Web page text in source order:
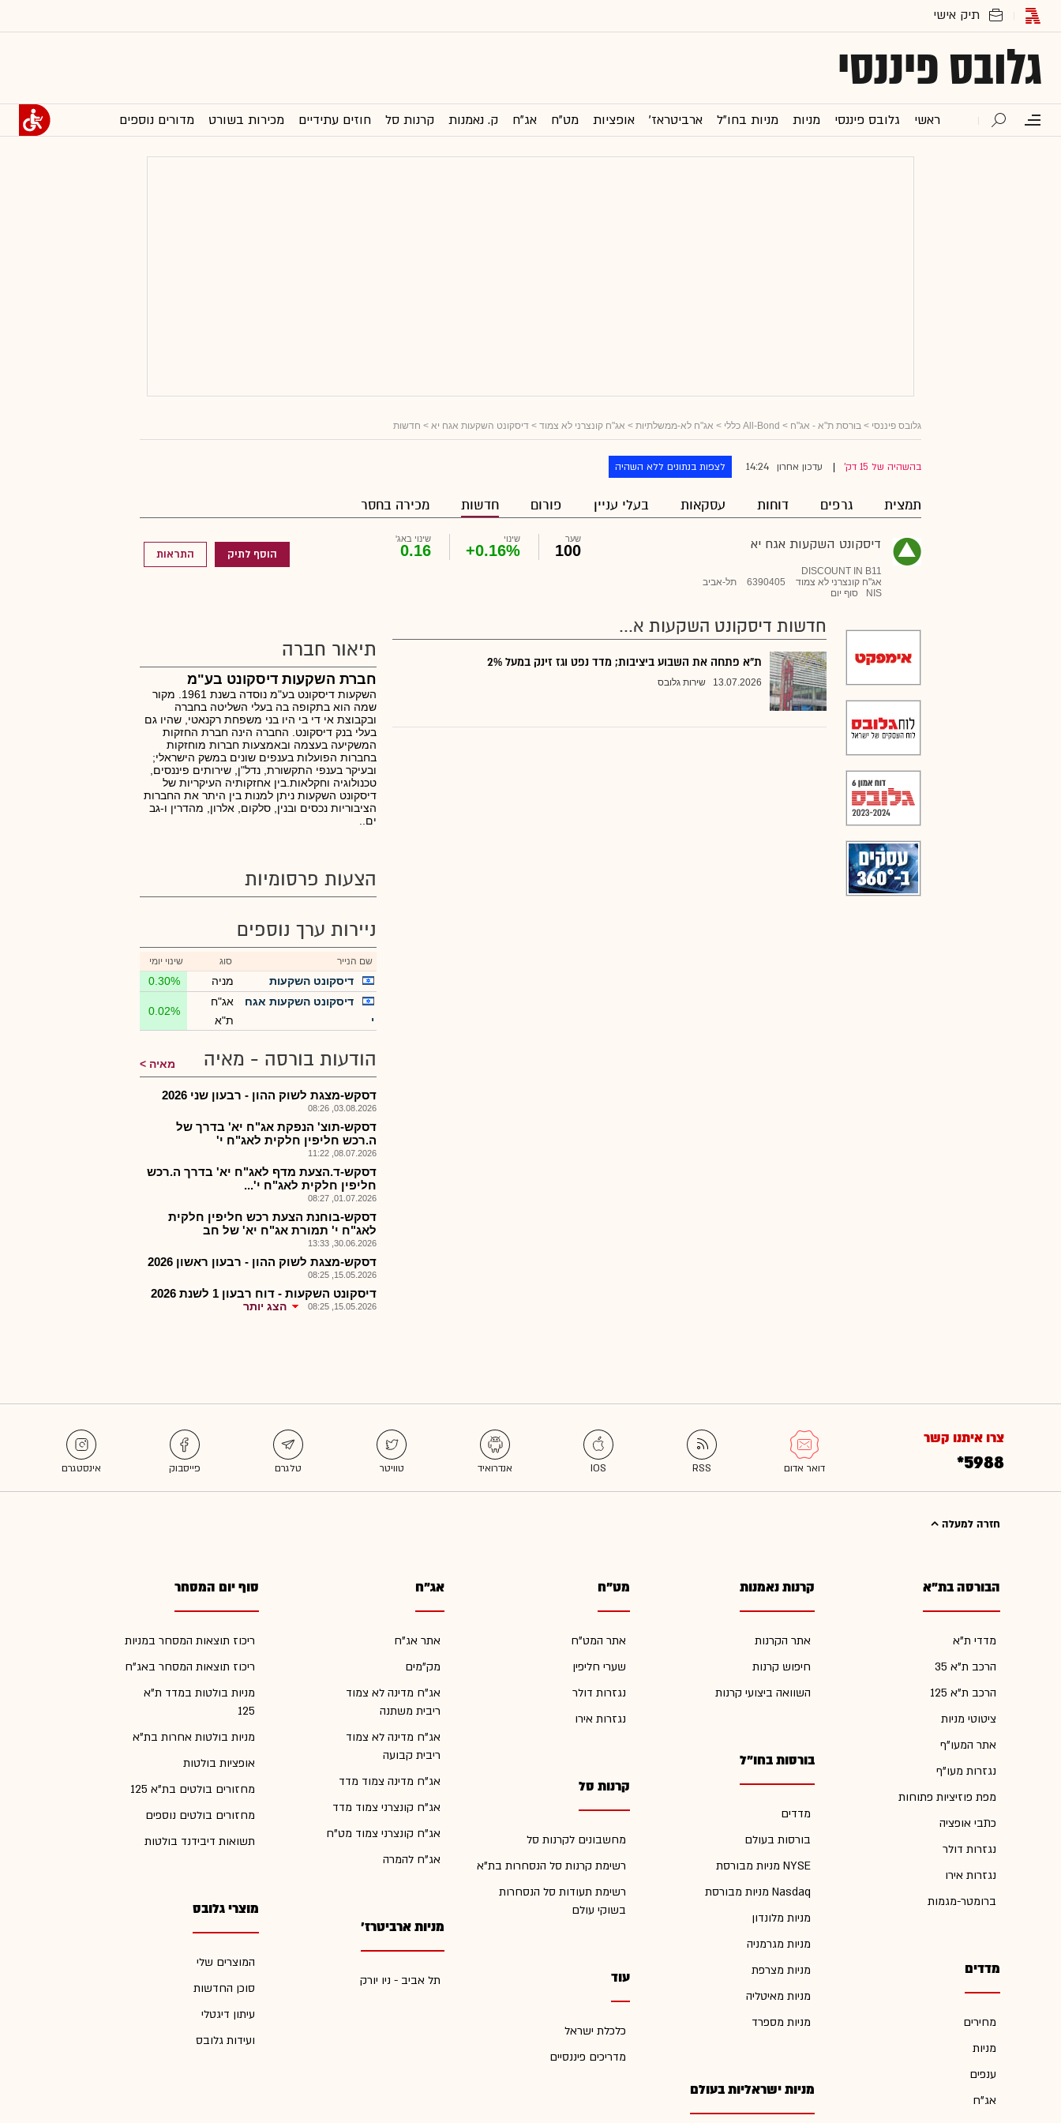
גלובס פיננסי
ראשי גלובס פיננסי מניות מניות בחו"ל ארביטראז' אופציות מט"ח אג"ח ק. נאמנות קרנות סל חוזים עתידיים מכירות בשורט מדורים נוספים
גלובס פיננסי > בורסת ת"א - אג"ח > All-Bond כללי > אג"ח לא-ממשלתיות > אג"ח קונצרני לא צמוד > דיסקונט השקעות אגח יא > חדשות
בהשהיה של 15 דק' עדכון אחרון 14:24 לצפות בנתונים ללא השהיה
תמצית גרפים דוחות עסקאות בעלי עניין פורום חדשות מכירה בחסר
דיסקונט השקעות אגח יא
DISCOUNT IN B11
אג"ח קונצרני לא צמוד
6390405
תל-אביב
NIS
סוף יום
שער
100
שינוי
+0.16%
שינוי באג'
0.16 הוסף לתיק התראות
חדשות דיסקונט השקעות א...
ת"א פתחה את השבוע ביציבות; מדד נפט וגז זינק במעל 2%
13.07.2026 שירות גלובס
תיאור חברה
חברת השקעות דיסקונט בע"מ
השקעות דיסקונט בע"מ נוסדה בשנת 1961. מקור
שמה הוא בתקופה בה בעלי השליטה בחברה
ובקבוצת אי די בי היו בני משפחת רקנאטי, שהיו גם
בעלי בנק דיסקונט. החברה הינה חברת החזקות
המשקיעה בעצמה ובאמצעות חברות מוחזקות
בחברות הפועלות בענפים שונים במשק הישראלי;
ובעיקר בענפי התקשורת, נדל"ן, שירותים פיננסים,
טכנולוגיה וחקלאות.בין אחזקותיה העיקריות של
דיסקונט השקעות ניתן למנות בין היתר את החברות
הציבוריות נכסים ובנין, סלקום, אלרון, מהדרין ו-גב
ים..
הצעות פרסומיות
ניירות ערך נוספים
שם הנייר סוג שינוי יומי
דיסקונט השקעות מניה
0.30%
דיסקונט השקעות אגח
י
אג"ח
ת"א
0.02%
הודעות בורסה - מאיה מאיה
דסקש-מצגת לשוק ההון - רבעון שני 2026
03.08.2026, 08:26
דסקש-תוצ' הנפקת אג"ח יא' בדרך של
ה.רכש חליפין חלקית לאג"ח י'
08.07.2026, 11:22
דסקש-ד.הצעת מדף לאג"ח יא' בדרך ה.רכש
חליפין חלקית לאג"ח י'...
01.07.2026, 08:27
דסקש-בוחנת הצעת רכש חליפין חלקית
לאג"ח י' תמורת אג"ח יא' של חב
30.06.2026, 13:33
דסקש-מצגת לשוק ההון - רבעון ראשון 2026
15.05.2026, 08:25
דיסקונט השקעות - דוח רבעון 1 לשנת 2026
15.05.2026, 08:25 הצג יותר
צרו איתנו קשר
*5988
חזרה למעלה
הבורסה בת"א
מדדי ת"א
הרכב ת"א 35
הרכב ת"א 125
ציטוטי מניות
אתר המעו"ף
נגזרות מעו"ף
מפת פוזיציות פתוחות
כתבי אופציה
נגזרות דולר
נגזרות אירו
ברומטר-מגמות
מדדים
מחירים
מניות
ענפים
אג"ח
קרנות נאמנות
אתר הקרנות
חיפוש קרנות
השוואה ביצועי קרנות
בורסות בחו"ל
מדדים
בורסות בעולם
מניות מבורסת NYSE
מניות מבורסת Nasdaq
מניות מלונדון
מניות מגרמניה
מניות מצרפת
מניות מאיטליה
מניות מספרד
מניות ישראליות בעולם
מט"ח
אתר המט"ח
שערי חליפין
נגזרות דולר
נגזרות אירו
קרנות סל
מחשבונים לקרנות סל
רשימת קרנות סל הנסחרות בת"א
רשימת תעודות סל הנסחרות
בשוקי עולם
עוד
כלכלת ישראל
מדריכים פיננסיים
אג"ח
אתר אג"ח
מק"מים
אג"ח מדינה לא צמוד
ריבית משתנה
אג"ח מדינה לא צמוד
ריבית קבועה
אג"ח מדינה צמוד מדד
אג"ח קונצרני צמוד מדד
אג"ח קונצרני צמוד מט"ח
אג"ח להמרה
מניות ארביטרז'
תל אביב - ניו יורק
סוף יום המסחר
ריכוז תוצאות המסחר במניות
ריכוז תוצאות המסחר באג"ח
מניות בולטות במדד ת"א
125
מניות בולטות אחרות בת"א
אופציות בולטות
מחזורים בולטים בת"א 125
מחזורים בולטים נוספים
תשואות דיבידנד בולטות
מוצרי גלובס
המוצרים שלי
סוכן החדשות
עיתון דיגטלי
ועידות גלובס